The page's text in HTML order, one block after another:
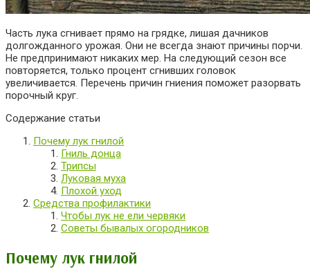
Часть лука сгнивает прямо на грядке, лишая дачников
долгожданного урожая. Они не всегда знают причины порчи.
Не предпринимают никаких мер. На следующий сезон все
повторяется, только процент сгнивших головок
увеличивается. Перечень причин гниения поможет разорвать
порочный круг.
Содержание статьи
Почему лук гнилой
Гниль донца
Трипсы
Луковая муха
Плохой уход
Средства профилактики
Чтобы лук не ели червяки
Советы бывалых огородников
Почему лук гнилой